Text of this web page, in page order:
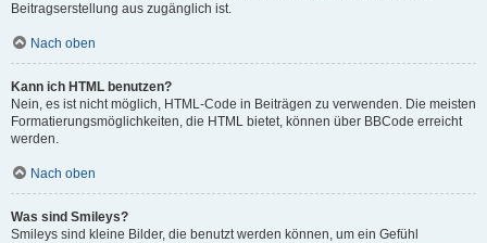
Beitragserstellung aus zugänglich ist.
Nach oben
Kann ich HTML benutzen?
Nein, es ist nicht möglich, HTML-Code in Beiträgen zu verwenden. Die meisten
Formatierungsmöglichkeiten, die HTML bietet, können über BBCode erreicht
werden.
Nach oben
Was sind Smileys?
Smileys sind kleine Bilder, die benutzt werden können, um ein Gefühl